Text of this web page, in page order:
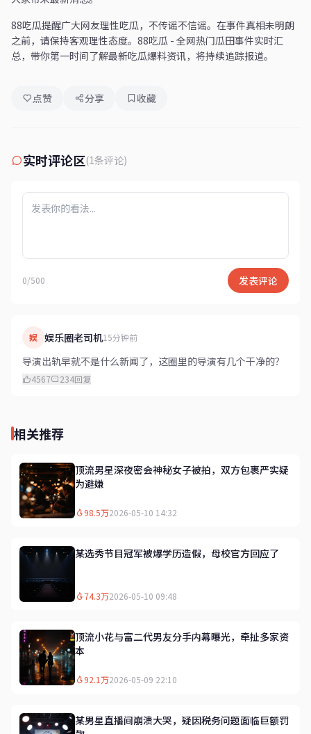
88吃瓜提醒广大网友理性吃瓜，不传谣不信谣。在事件真相未明朗
之前，请保持客观理性态度。88吃瓜 - 全网热门瓜田事件实时汇
总，带你第一时间了解最新吃瓜爆料资讯，将持续追踪报道。
点赞 分享 收藏
实时评论区(1条评论)
0/500 发表评论
娱 娱乐圈老司机15分钟前
导演出轨早就不是什么新闻了，这圈里的导演有几个干净的？
4567 234回复
相关推荐
顶流男星深夜密会神秘女子被拍，双方包裹严实疑
为避嫌
98.5万2026-05-10 14:32
某选秀节目冠军被爆学历造假，母校官方回应了
74.3万2026-05-10 09:48
顶流小花与富二代男友分手内幕曝光，牵扯多家资
本
92.1万2026-05-09 22:10
某男星直播间崩溃大哭，疑因税务问题面临巨额罚